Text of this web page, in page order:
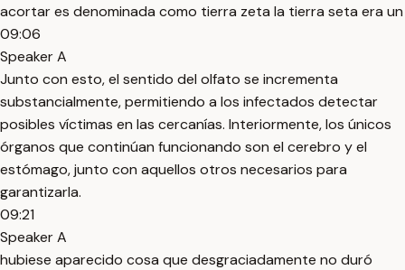
acortar es denominada como tierra zeta la tierra seta era un
09:06
Speaker A
Junto con esto, el sentido del olfato se incrementa
substancialmente, permitiendo a los infectados detectar
posibles víctimas en las cercanías. Interiormente, los únicos
órganos que continúan funcionando son el cerebro y el
estómago, junto con aquellos otros necesarios para
garantizarla.
09:21
Speaker A
hubiese aparecido cosa que desgraciadamente no duró